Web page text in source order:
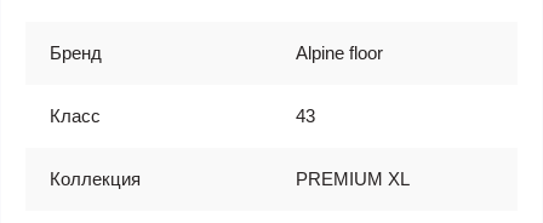
Бренд Alpine floor
Класс 43
Коллекция PREMIUM XL